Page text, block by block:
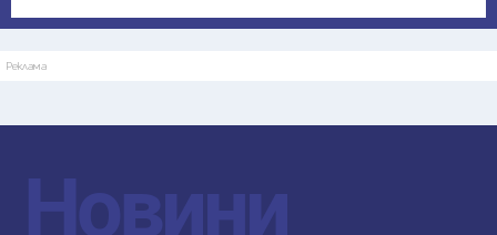
Реклама
Новини